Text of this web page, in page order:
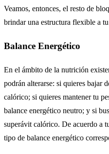
Veamos, entonces, el resto de
brindar una estructura flexible a
Balance Energético
En el ámbito de la nutrición
podrán alterarse: si quieres bajar
calórico; si quieres mantener tu
balance energético neutro; y si
superávit calórico. De acuerdo a
tipo de balance energético